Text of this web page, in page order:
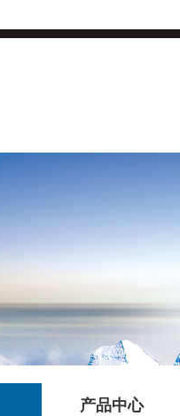
产品中心